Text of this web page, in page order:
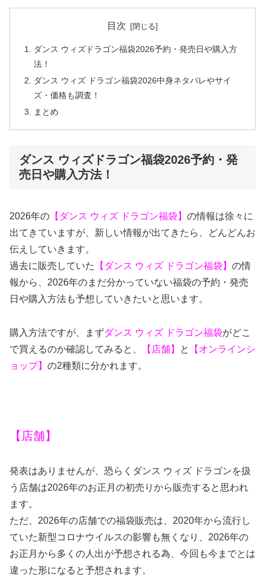
目次
ダンス ウィズドラゴン福袋2026予約・発売日や購入方
法！
ダンス ウィズ ドラゴン福袋2026中身ネタバレやサイ
ズ・価格も調査！
まとめ
ダンス ウィズドラゴン福袋2026予約・発
売日や購入方法！
2026年の 【ダンス ウィズ ドラゴン福袋】 の情報は徐々に
出てきていますが、新しい情報が出てきたら、どんどんお
伝えしていきます。
過去に販売していた
【ダンス ウィズ ドラゴン福袋】 の情
報から、2026年のまだ分かっていない福袋の予約・発売
日や購入方法も予想していきたいと思います。
購入方法ですが、まずダンス ウィズ ドラゴン福袋がどこ
で買えるのか確認してみると、
【店舗】 と
【オンラインシ
ョップ】 の2種類に分かれます。
【店舗】
発表はありませんが、恐らくダンス ウィズ ドラゴンを扱
う店舗は2026年のお正月の初売りから販売すると思われ
ます。
ただ、 2026年の店舗での福袋販売は、 2020年から流行し
ていた新型コロナウイルスの影響も無くなり、 2026年の
お正月から多くの人出が予想される為 、今回も今までとは
違った形になると予想されます。